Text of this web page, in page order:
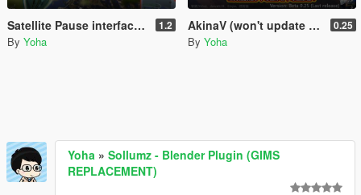
Satellite Pause interface map for AkinaV 1.2
By Yoha
AkinaV (won't update anymore) [Manual | OIV] 0.25
By Yoha
Yoha » Sollumz - Blender Plugin (GIMS
REPLACEMENT)